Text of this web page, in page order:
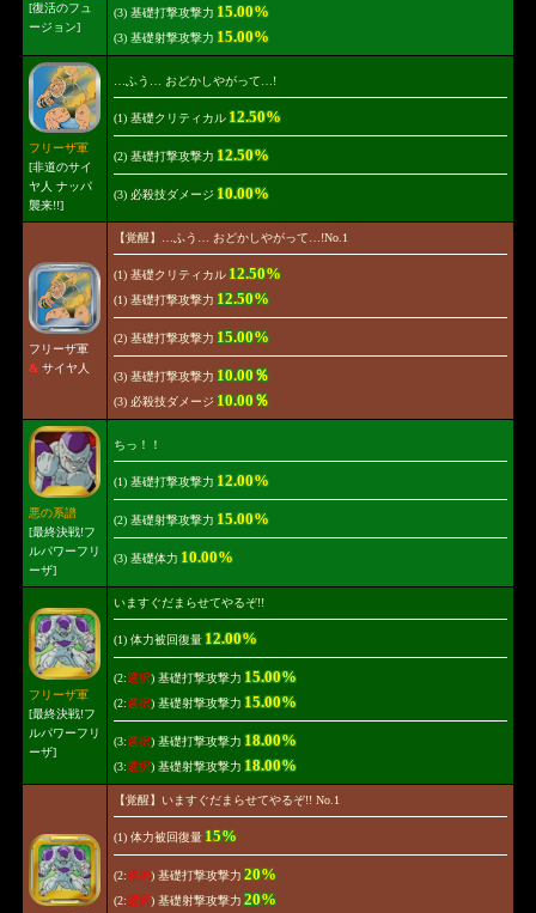
[復活のフュ
ージョン]
(3) 基礎打撃攻撃力 15.00%
(3) 基礎射撃攻撃力 15.00%
フリーザ軍
[非道のサイ
ヤ人 ナッパ
襲来!!]
…ふう… おどかしやがって…!
(1) 基礎クリティカル12.50%
(2) 基礎打撃攻撃力 12.50%
(3) 必殺技ダメージ 10.00%
フリーザ軍
& サイヤ人
【覚醒】…ふう… おどかしやがって…!No.1
(1) 基礎クリティカル12.50%
(1) 基礎打撃攻撃力 12.50%
(2) 基礎打撃攻撃力 15.00%
(3) 基礎打撃攻撃力 10.00％
(3) 必殺技ダメージ 10.00％
悪の系譜
[最終決戦!フ
ルパワーフリ
ーザ]
ちっ！！
(1) 基礎打撃攻撃力 12.00%
(2) 基礎射撃攻撃力 15.00%
(3) 基礎体力 10.00%
フリーザ軍
[最終決戦!フ
ルパワーフリ
ーザ]
いますぐだまらせてやるぞ!!
(1) 体力被回復量12.00%
(2:選択) 基礎打撃攻撃力 15.00%
(2:選択) 基礎射撃攻撃力 15.00%
(3:選択) 基礎打撃攻撃力 18.00%
(3:選択) 基礎射撃攻撃力 18.00%
【覚醒】いますぐだまらせてやるぞ!! No.1
(1) 体力被回復量15%
(2:選択) 基礎打撃攻撃力 20%
(2:選択) 基礎射撃攻撃力 20%